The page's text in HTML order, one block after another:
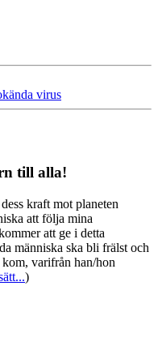
virus
till alla!
kraft mot planeten
att följa mina
att ge i detta
människa ska bli frälst och
varifrån han/hon
)